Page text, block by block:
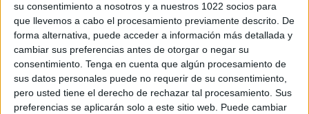
su consentimiento a nosotros y a nuestros 1022 socios para
que llevemos a cabo el procesamiento previamente descrito. De
forma alternativa, puede acceder a información más detallada y
cambiar sus preferencias antes de otorgar o negar su
consentimiento. Tenga en cuenta que algún procesamiento de
sus datos personales puede no requerir de su consentimiento,
pero usted tiene el derecho de rechazar tal procesamiento. Sus
preferencias se aplicarán solo a este sitio web. Puede cambiar